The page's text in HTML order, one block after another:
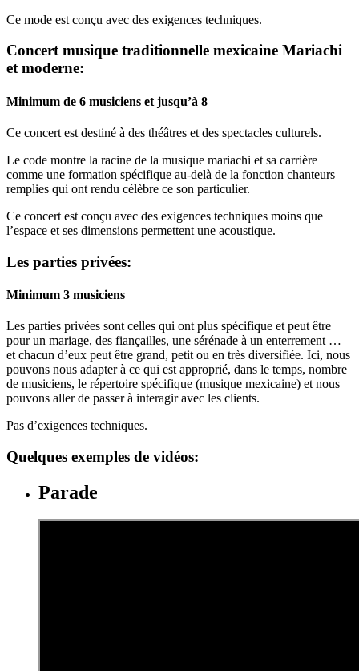
Ce mode est conçu avec des exigences techniques.
Concert musique traditionnelle mexicaine Mariachi
et moderne:
Minimum de 6 musiciens et jusqu’à 8
Ce concert est destiné à des théâtres et des spectacles culturels.
Le code montre la racine de la musique mariachi et sa carrière
comme une formation spécifique au-delà de la fonction chanteurs
remplies qui ont rendu célèbre ce son particulier.
Ce concert est conçu avec des exigences techniques moins que
l’espace et ses dimensions permettent une acoustique.
Les parties privées:
Minimum 3 musiciens
Les parties privées sont celles qui ont plus spécifique et peut être
pour un mariage, des fiançailles, une sérénade à un enterrement …
et chacun d’eux peut être grand, petit ou en très diversifiée. Ici, nous
pouvons nous adapter à ce qui est approprié, dans le temps, nombre
de musiciens, le répertoire spécifique (musique mexicaine) et nous
pouvons aller de passer à interagir avec les clients.
Pas d’exigences techniques.
Quelques exemples de vidéos:
Parade